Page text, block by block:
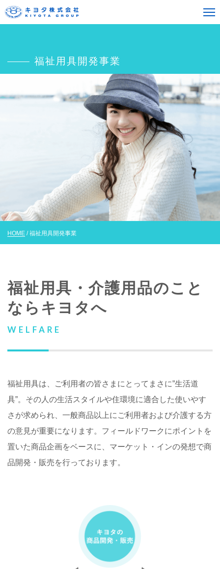
福祉用具開発事業
HOME / 福祉用具開発事業
福祉用具・介護用品のこと
ならキヨタへ
WELFARE
福祉用具は、ご利用者の皆さまにとってまさに”生活道
具”。その人の生活スタイルや住環境に適合した使いやす
さが求められ、一般商品以上にご利用者および介護する方
の意見が重要になります。フィールドワークにポイントを
置いた商品企画をベースに、マーケット・インの発想で商
品開発・販売を行っております。